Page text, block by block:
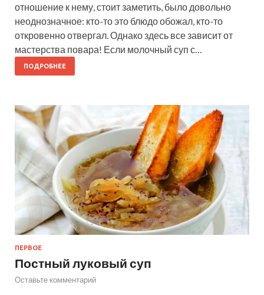
отношение к нему, стоит заметить, было довольно
неоднозначное: кто-то это блюдо обожал, кто-то
откровенно отвергал. Однако здесь все зависит от
мастерства повара! Если молочный суп с…
ПОДРОБНЕЕ
ПЕРВОЕ
Постный луковый суп
Оставьте комментарий